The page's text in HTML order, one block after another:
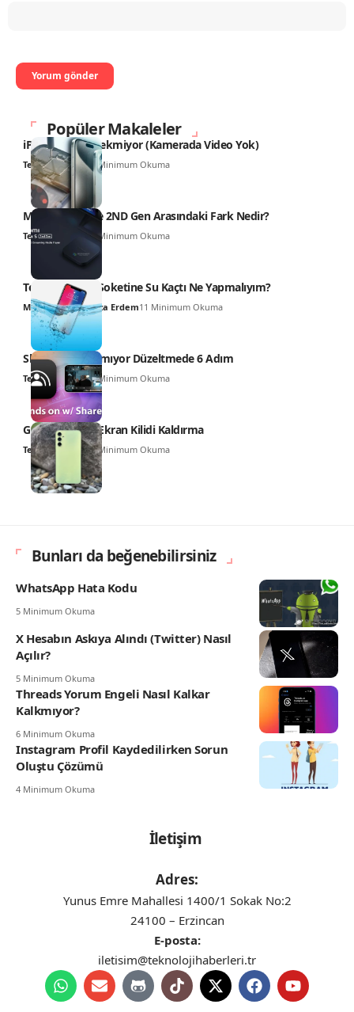
Popüler Makaleler
iPhone Video Çekmiyor (Kamerada Video Yok)
Teknoloji Haber 4 Minimum Okuma
Mi TV Box 4K ile 2ND Gen Arasındaki Fark Nedir?
Teknoloji Haber 6 Minimum Okuma
Telefonun Şarj Soketine Su Kaçtı Ne Yapmalıyım?
Muhammed Hamza Erdem11 Minimum Okuma
SharePlay Çalışmıyor Düzeltmede 6 Adım
Teknoloji Haber6 Minimum Okuma
Galaxy A34 5G Ekran Kilidi Kaldırma
Teknoloji Haber5 Minimum Okuma
Bunları da beğenebilirsiniz
WhatsApp Hata Kodu
5 Minimum Okuma
X Hesabın Askıya Alındı (Twitter) Nasıl
Açılır?
5 Minimum Okuma
Threads Yorum Engeli Nasıl Kalkar
Kalkmıyor?
6 Minimum Okuma
Instagram Profil Kaydedilirken Sorun
Oluştu Çözümü
4 Minimum Okuma
İletişim
Adres:
Yunus Emre Mahallesi 1400/1 Sokak No:2
24100 – Erzincan
E-posta:
iletisim@teknolojihaberleri.tr